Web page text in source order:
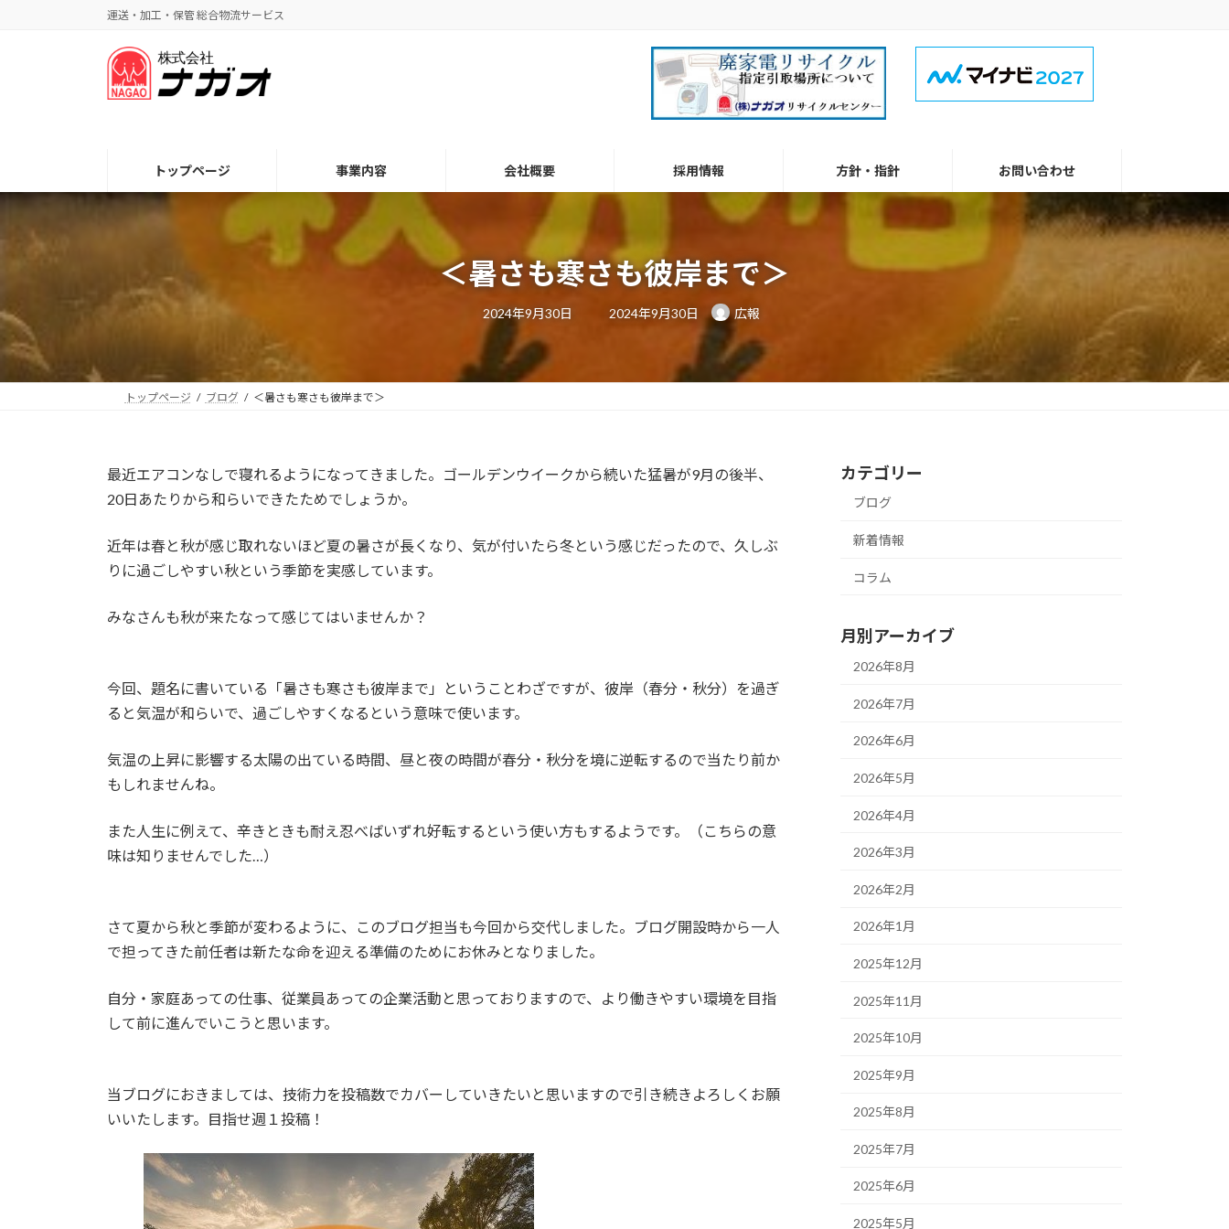
プ
動
運送・加工・保管 総合物流サービス
トップページ 事業内容 会社概要 採用情報 方針・指針 お問い合わせ
＜暑さも寒さも彼岸まで＞
2024年9月30日
最
終
:
2024年9月30日 広報
トップページ ブログ ＜暑さも寒さも彼岸まで＞
最近エアコンなしで寝れるようになってきました。ゴールデンウイークから続いた猛暑が9月の後半、
20日あたりから和らいできたためでしょうか。
近年は春と秋が感じ取れないほど夏の暑さが長くなり、気が付いたら冬という感じだったので、久しぶ
りに過ごしやすい秋という季節を実感しています。
みなさんも秋が来たなって感じてはいませんか？
今回、題名に書いている「暑さも寒さも彼岸まで」ということわざですが、彼岸（春分・秋分）を過ぎ
ると気温が和らいで、過ごしやすくなるという意味で使います。
気温の上昇に影響する太陽の出ている時間、昼と夜の時間が春分・秋分を境に逆転するので当たり前か
もしれませんね。
また人生に例えて、辛きときも耐え忍べばいずれ好転するという使い方もするようです。（こちらの意
味は知りませんでした…）
さて夏から秋と季節が変わるように、このブログ担当も今回から交代しました。ブログ開設時から一人
で担ってきた前任者は新たな命を迎える準備のためにお休みとなりました。
自分・家庭あっての仕事、従業員あっての企業活動と思っておりますので、より働きやすい環境を目指
して前に進んでいこうと思います。
当ブログにおきましては、技術力を投稿数でカバーしていきたいと思いますので引き続きよろしくお願
いいたします。目指せ週１投稿！
カテゴリー
ブログ
新着情報
コラム
月別アーカイブ
2026年8月
2026年7月
2026年6月
2026年5月
2026年4月
2026年3月
2026年2月
2026年1月
2025年12月
2025年11月
2025年10月
2025年9月
2025年8月
2025年7月
2025年6月
2025年5月